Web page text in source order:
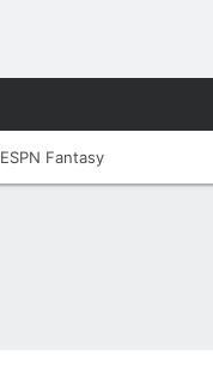
ESPN Fantasy